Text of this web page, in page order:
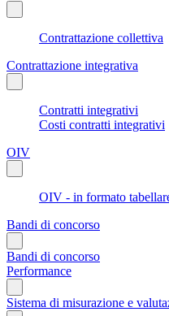
Contrattazione collettiva
Contrattazione integrativa
Contratti integrativi
Costi contratti integrativi
OIV
OIV - in formato
Bandi di concorso
Bandi di concorso
Performance
Sistema di misurazione e